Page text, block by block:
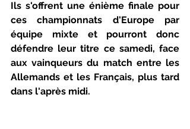
Ils s'offrent une énième finale pour
ces championnats d'Europe par
équipe mixte et pourront donc
défendre leur titre ce samedi, face
aux vainqueurs du match entre les
Allemands et les Français, plus tard
dans l'après midi.